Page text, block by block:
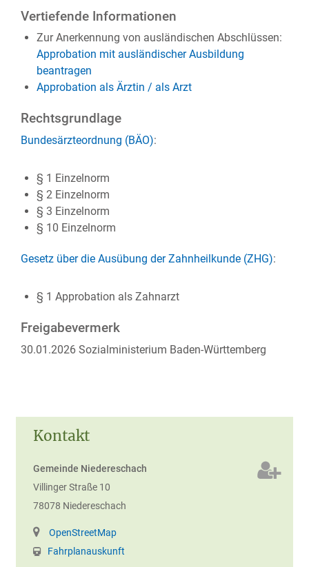
Kontakt
Gemeinde Niedereschach
Villinger Straße 10
78078 Niedereschach
OpenStreetMap
Fahrplanauskunft
Vertiefende Informationen
Zur Anerkennung von ausländischen Abschlüssen:
Approbation mit ausländischer Ausbildung
beantragen
Approbation als Ärztin / als Arzt
Rechtsgrundlage
Bundesärzteordnung (BÄO):
§ 1 Einzelnorm
§ 2 Einzelnorm
§ 3 Einzelnorm
§ 10 Einzelnorm
Gesetz über die Ausübung der Zahnheilkunde (ZHG):
§ 1 Approbation als Zahnarzt
Freigabevermerk
30.01.2026 Sozialministerium Baden-Württemberg